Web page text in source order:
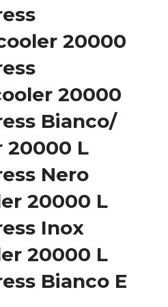
20000
20000
Bianco/
20000 L
Nero
20000 L
Inox
20000 L
Bianco E